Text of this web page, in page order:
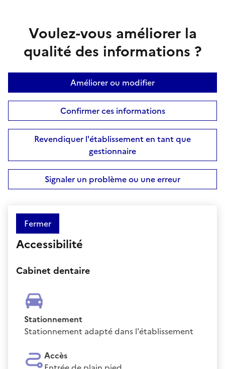
Voulez-vous améliorer la
qualité des informations ?
Améliorer ou modifier
Confirmer ces informations
Revendiquer l'établissement en tant que
gestionnaire
Signaler un problème ou une erreur
Fermer
Accessibilité
Cabinet dentaire
Stationnement
Stationnement adapté dans l'établissement
Accès